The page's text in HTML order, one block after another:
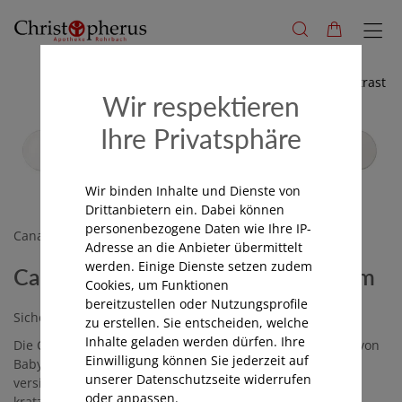
Hoher Kontrast
Canal
Canal Baby Glasnagelfeile weiß, 9cm
Sichere Glasfeile für sanfte Baby Nagelpflege
Die Canal Glasfeile ist speziell für die sanfte Nagelpflege von
Babys entwickelt. Mit ihrer lebenslangen Schleifkraft
versiegelt sie Nagel und Kante, sodass sich Ihr Kind nicht
Wir respektieren
Ihre Privatsphäre
Wir binden Inhalte und Dienste von
Drittanbietern ein. Dabei können
personenbezogene Daten wie Ihre IP-
Adresse an die Anbieter übermittelt
werden. Einige Dienste setzen zudem
Cookies, um Funktionen
bereitzustellen oder Nutzungsprofile
zu erstellen. Sie entscheiden, welche
Inhalte geladen werden dürfen. Ihre
Einwilligung können Sie jederzeit auf
unserer Datenschutzseite widerrufen
oder anpassen.